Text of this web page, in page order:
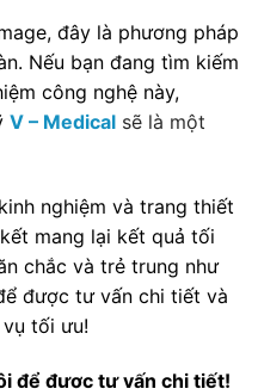
đây là phương pháp
Nếu bạn đang tìm kiếm
công nghệ này,
V – Medical sẽ là một
nghiệm và trang thiết
mang lại kết quả tối
chắc và trẻ trung như
được tư vấn chi tiết và
tối ưu!
để được tư vấn chi tiết!